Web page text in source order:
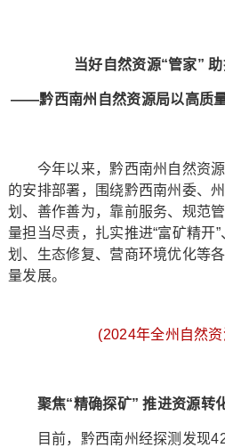
当好自然资源“管家”
——黔西南州自然资源局以高质
今年以来，黔西南州自然资源
的安排部署，围绕黔西南州委、
划、善作善为，靠前服务、规范
量担当尽责，扎实推进“富矿精开
划、生态修复、营商环境优化等
量发展。
(2024年全州自然
聚焦“精确探矿” 推进资源转
目前，黔西南州经探测发现42